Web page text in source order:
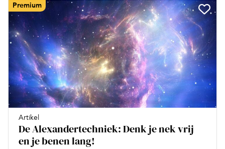
Premium
Artikel
De Alexandertechniek: Denk je nek vrij
en je benen lang!